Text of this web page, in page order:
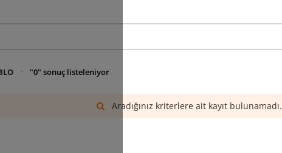
"0" sonuç listeleniyor
Aradığınız kriterlere ait kayıt bulunamadı.